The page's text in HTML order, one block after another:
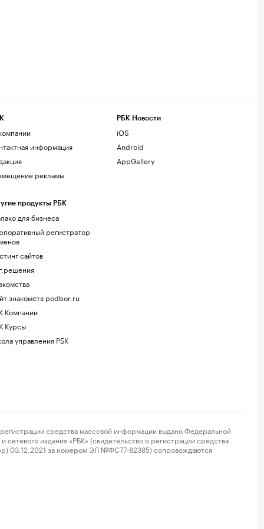
информация
рекламы
продукты РБК
для бизнеса
регистратор
сайтов
знакомств podbor.ru
Компании
Курсы
управления РБК
РБК Новости
iOS
Android
AppGallery
средства массовой информации выдано Федеральной
издания «РБК» (свидетельство о регистрации средства
03.12.2021 за номером ЭЛ №ФС77-82385) сопровождаются